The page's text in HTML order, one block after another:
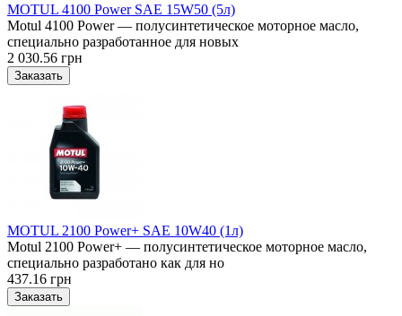
MOTUL 4100 Power SAE 15W50 (5л)
Motul 4100 Power — полусинтетическое моторное масло,
специально разработанное для новых
2 030.56 грн
MOTUL 2100 Power+ SAE 10W40 (1л)
Motul 2100 Power+ — полусинтетическое моторное масло,
специально разработано как для но
437.16 грн